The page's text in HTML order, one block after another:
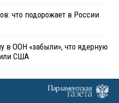
что подорожает в России
в ООН «забыли», что ядерную
США